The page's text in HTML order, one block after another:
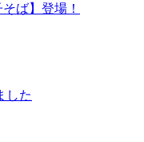
ば】登場！
した